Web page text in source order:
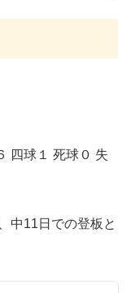
四球１ 死球０ 失
中11日での登板と